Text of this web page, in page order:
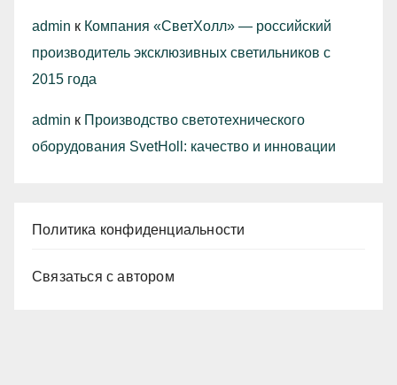
admin к Компания «СветХолл» — российский
производитель эксклюзивных светильников с
2015 года
admin к Производство светотехнического
оборудования SvetHoll: качество и инновации
Политика конфиденциальности
Связаться с автором